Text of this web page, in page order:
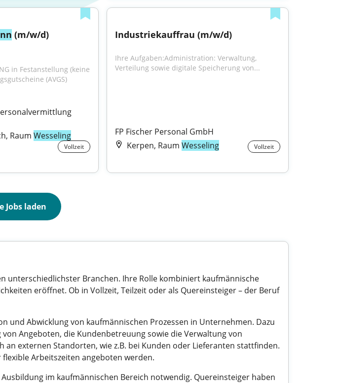
(m/w/d)
in Festanstellung (keine
(AVGS)
RaumWesseling
Vollzeit
Industriekauffrau (m/w/d)
Ihre Aufgaben:Administration: Verwaltung,
Verteilung sowie digitale Speicherung von...
FP Fischer Personal GmbH
Kerpen, Raum Wesseling Vollzeit
Jobs laden
unterschiedlichster Branchen. Ihre Rolle kombiniert kaufmännische
eröffnet. Ob in Vollzeit, Teilzeit oder als Quereinsteiger – der Beruf
und Abwicklung von kaufmännischen Prozessen in Unternehmen. Dazu
Angeboten, die Kundenbetreuung sowie die Verwaltung von
externen Standorten, wie z.B. bei Kunden oder Lieferanten stattfinden.
Arbeitszeiten angeboten werden.
im kaufmännischen Bereich notwendig. Quereinsteiger haben